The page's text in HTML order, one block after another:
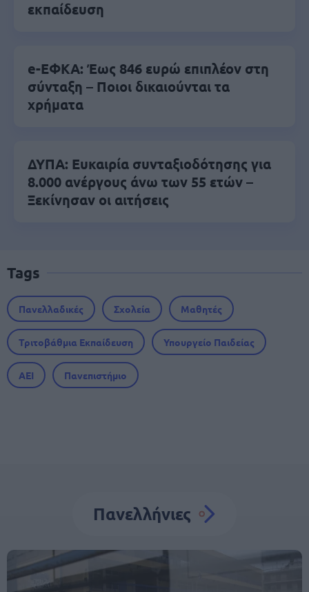
εκπαίδευση
e-ΕΦΚΑ: Έως 846 ευρώ επιπλέον στη
σύνταξη – Ποιοι δικαιούνται τα
χρήματα
ΔΥΠΑ: Ευκαιρία συνταξιοδότησης για
8.000 ανέργους άνω των 55 ετών –
Ξεκίνησαν οι αιτήσεις
Tags
Πανελλαδικές Σχολεία Μαθητές
Τριτοβάθμια Εκπαίδευση Υπουργείο Παιδείας
ΑΕΙ Πανεπιστήμιο
Πανελλήνιες